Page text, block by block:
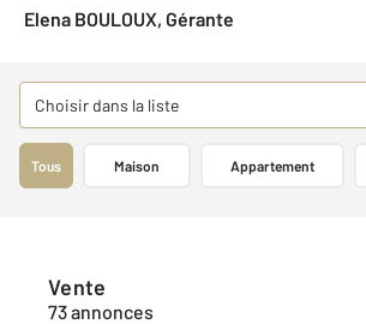
Elena BOULOUX, Gérante
Choisir dans la liste
Tous Maison Appartement
Vente
73 annonces